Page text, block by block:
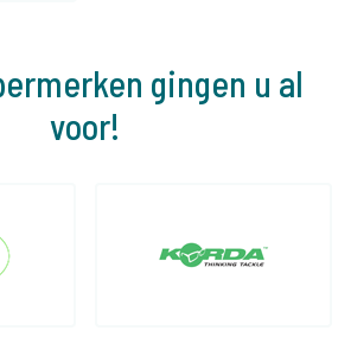
gingen u al
voor!